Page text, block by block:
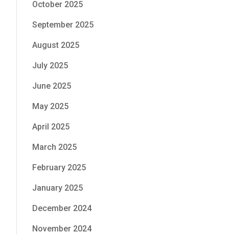
October 2025
September 2025
August 2025
July 2025
June 2025
May 2025
April 2025
March 2025
February 2025
January 2025
December 2024
November 2024